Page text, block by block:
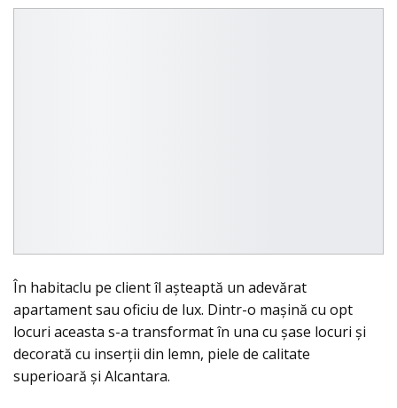
În habitaclu pe client îl aşteaptă un adevărat
apartament sau oficiu de lux. Dintr-o maşină cu opt
locuri aceasta s-a transformat în una cu şase locuri şi
decorată cu inserţii din lemn, piele de calitate
superioară şi Alcantara.